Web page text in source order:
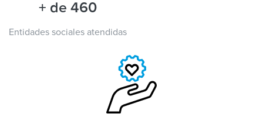
+ de 460
Entidades sociales atendidas